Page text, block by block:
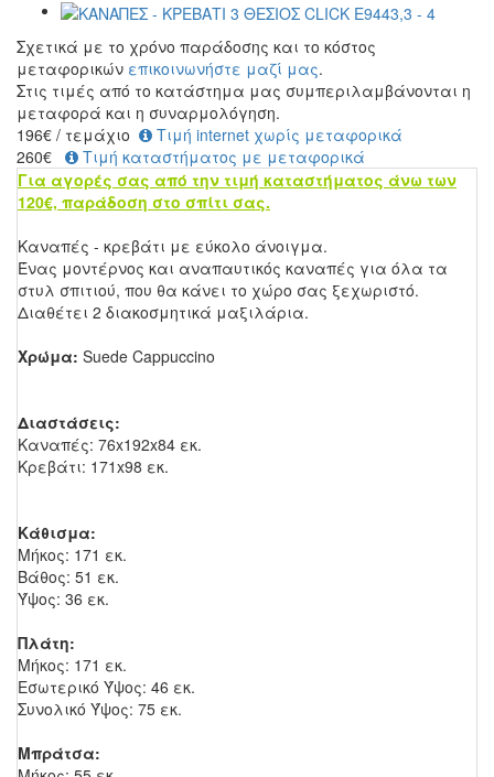
Σχετικά με το χρόνο παράδοσης και το κόστος
μεταφορικών επικοινωνήστε μαζί μας.
Στις τιμές από το κατάστημα μας συμπεριλαμβάνονται η
μεταφορά και η συναρμολόγηση.
196€ / τεμάχιο
Τιμή internet χωρίς μεταφορικά
260€
Τιμή καταστήματος με μεταφορικά
Για αγορές σας από την τιμή καταστήματος άνω των
120€, παράδοση στο σπίτι σας.
Καναπές - κρεβάτι με εύκολο άνοιγμα.
Ένας μοντέρνος και αναπαυτικός καναπές για όλα τα
στυλ σπιτιού, που θα κάνει το χώρο σας ξεχωριστό.
Διαθέτει 2 διακοσμητικά μαξιλάρια.
Χρώμα: Suede Cappuccino
Διαστάσεις:
Καναπές: 76x192x84 εκ.
Κρεβάτι: 171x98 εκ.
Κάθισμα:
Μήκος: 171 εκ.
Βάθος: 51 εκ.
Ύψος: 36 εκ.
Πλάτη:
Μήκος: 171 εκ.
Εσωτερικό Ύψος: 46 εκ.
Συνολικό Ύψος: 75 εκ.
Μπράτσα: